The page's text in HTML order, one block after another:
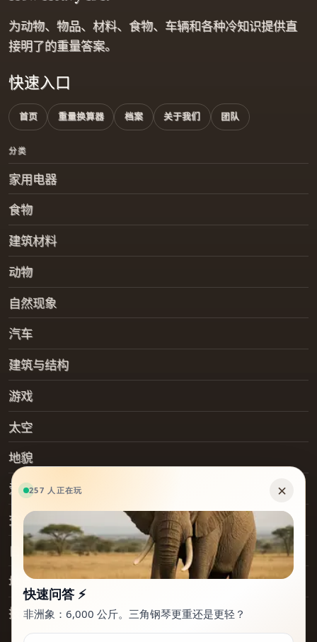
快速入口
首页 重量换算器 档案 关于我们 团队
分类
家用电器
食物
建筑材料
动物
自然现象
汽车
建筑与结构
游戏
太空
地貌
爱好
交通工具
日常物品
地点
技术
为动物、物品、材料、食物、车辆和各种冷知识提供直
接明了的重量答案。